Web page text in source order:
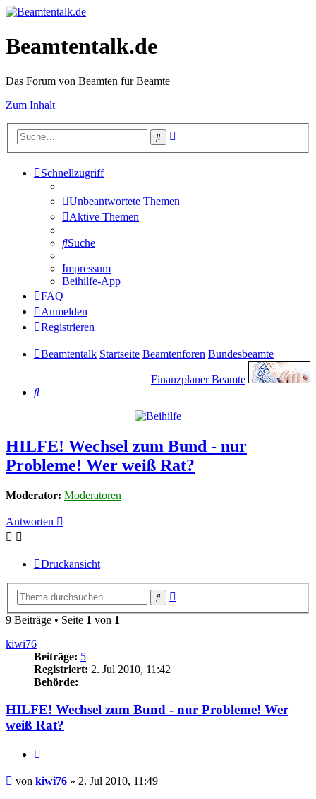
Beamtentalk.de
Das Forum von Beamten für Beamte
Zum Inhalt
Suche
Schnellzugriff
Unbeantwortete Themen
Aktive Themen
Suche
Impressum
Beihilfe-App
FAQ
Anmelden
Registrieren
Beamtentalk Startseite Beamtenforen Bundesbeamte
Finanzplaner Beamte
Suche
HILFE! Wechsel zum Bund - nur
Probleme! Wer weiß Rat?
Moderator: Moderatoren
Antworten
Druckansicht
Suche
9 Beiträge • Seite 1 von 1
kiwi76
Beiträge: 5
Registriert: 2. Jul 2010, 11:42
Behörde:
HILFE! Wechsel zum Bund - nur Probleme! Wer
weiß Rat?
Beitrag
von kiwi76 » 2. Jul 2010, 11:49